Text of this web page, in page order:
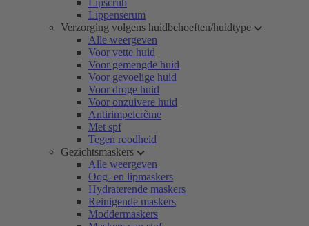
Lipscrub
Lippenserum
Verzorging volgens huidbehoeften/huidtype
Alle weergeven
Voor vette huid
Voor gemengde huid
Voor gevoelige huid
Voor droge huid
Voor onzuivere huid
Antirimpelcrème
Met spf
Tegen roodheid
Gezichtsmaskers
Alle weergeven
Oog- en lipmaskers
Hydraterende maskers
Reinigende maskers
Moddermaskers